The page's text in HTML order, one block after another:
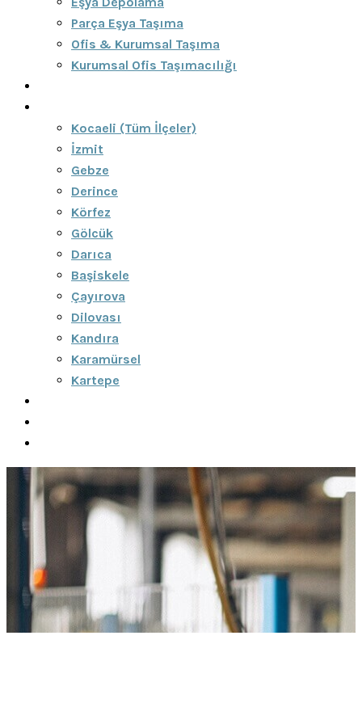
Parça Eşya Taşıma
Ofis & Kurumsal Taşıma
Kurumsal Ofis Taşımacılığı
Kocaeli (Tüm İlçeler)
İzmit
Gebze
Derince
Körfez
Gölcük
Darıca
Başiskele
Çayırova
Dilovası
Kandıra
Karamürsel
Kartepe